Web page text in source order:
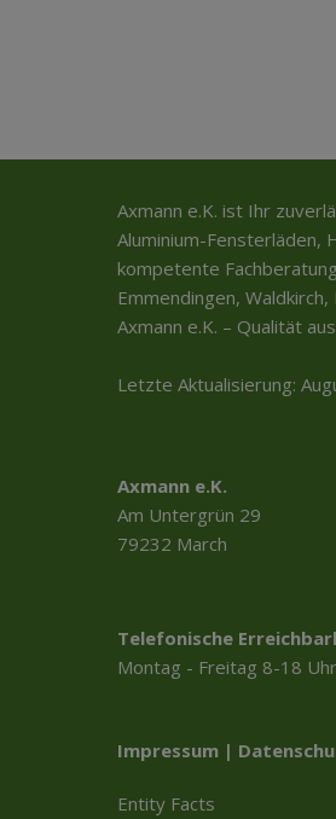
Axmann e.K. ist Ihr
Aluminium-Fensterläden,
kompetente
Emmendingen,
Axmann e.K. – Qualität
Letzte Aktualisierung:
Axmann e.K.
Am Untergrün 29
79232 March
Telefonische
Montag - Freitag 8-18 Uhr
Impressum |
Entity Facts